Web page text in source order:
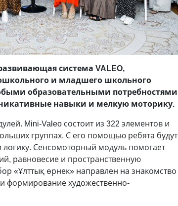
система VALEO,
и младшего школьного
образовательными потребностями
навыки и мелкую моторику.
Mini-Valeo состоит из 322 элементов и
группах. С его помощью ребята будут
Сенсомоторный модуль помогает
равновесие и пространственную
«Ұлттық өрнек» направлен на знакомство
формирование художественно-